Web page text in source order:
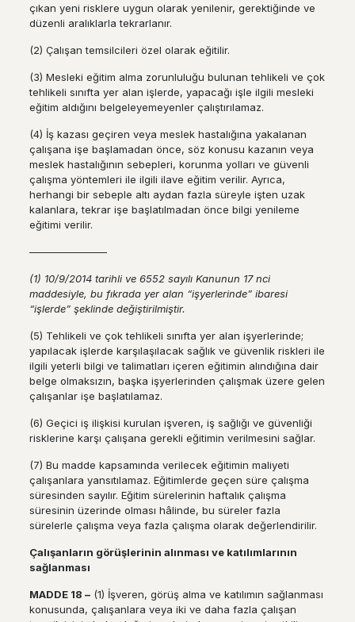
çıkan yeni risklere uygun olarak yenilenir, gerektiğinde ve
düzenli aralıklarla tekrarlanır.
(2) Çalışan temsilcileri özel olarak eğitilir.
(3) Mesleki eğitim alma zorunluluğu bulunan tehlikeli ve çok
tehlikeli sınıfta yer alan işlerde, yapacağı işle ilgili mesleki
eğitim aldığını belgeleyemeyenler çalıştırılamaz.
(4) İş kazası geçiren veya meslek hastalığına yakalanan
çalışana işe başlamadan önce, söz konusu kazanın veya
meslek hastalığının sebepleri, korunma yolları ve güvenli
çalışma yöntemleri ile ilgili ilave eğitim verilir. Ayrıca,
herhangi bir sebeple altı aydan fazla süreyle işten uzak
kalanlara, tekrar işe başlatılmadan önce bilgi yenileme
eğitimi verilir.
––––––––––––––
(1) 10/9/2014 tarihli ve 6552 sayılıKanunun 17 nci
maddesiyle, bu fıkrada yer alan “işyerlerinde”ibaresi
“işlerde” şeklinde değiştirilmiştir.
(5) Tehlikeli ve çok tehlikeli sınıfta yer alan işyerlerinde;
yapılacak işlerde karşılaşılacak sağlık ve güvenlik riskleri ile
ilgili yeterli bilgi ve talimatları içeren eğitimin alındığına dair
belge olmaksızın, başka işyerlerinden çalışmak üzere gelen
çalışanlar işe başlatılamaz.
(6) Geçici iş ilişkisi kurulan işveren, iş sağlığı ve güvenliği
risklerine karşı çalışana gerekli eğitimin verilmesini sağlar.
(7) Bu madde kapsamında verilecek eğitimin maliyeti
çalışanlara yansıtılamaz. Eğitimlerde geçen süre çalışma
süresinden sayılır. Eğitim sürelerinin haftalık çalışma
süresinin üzerinde olması hâlinde, bu süreler fazla
sürelerle çalışma veya fazla çalışma olarak değerlendirilir.
Çalışanların görüşlerinin alınması ve katılımlarının
sağlanması
MADDE 18 –(1) İşveren, görüş alma ve katılımın sağlanması
konusunda, çalışanlara veya iki ve daha fazla çalışan